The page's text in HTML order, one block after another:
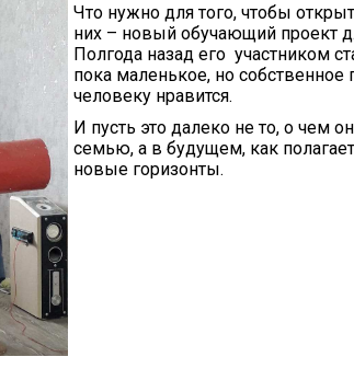
Здравоохранение
Неотложка
В городском акимате
В городском
маслихате
Культура
Ими гордится город
Школьные будни
Коммунальная сфера
Что нужно для того, чтобы
них – новый обучающий проект
Полгода назад его участником
пока маленькое, но
человеку нравится.
И пусть это далеко не то, о чем
семью, а в будущем, как
новые горизонты.